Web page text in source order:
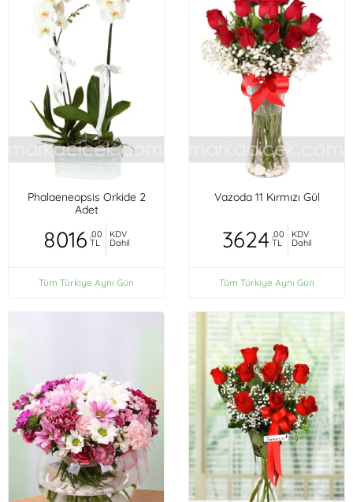
Phalaeneopsis Orkide 2
Adet
8016 ,00
TL
KDV
Dahil
Tüm Türkiye Aynı Gün
Vazoda 11 Kırmızı Gül
3624 ,00
TL
KDV
Dahil
Tüm Türkiye Aynı Gün